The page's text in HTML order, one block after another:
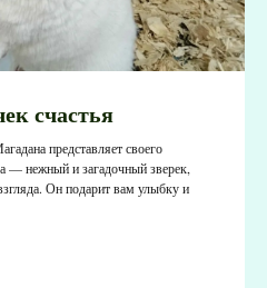
счастья
представляет своего
— нежный и загадочный зверек,
Он подарит вам улыбку и